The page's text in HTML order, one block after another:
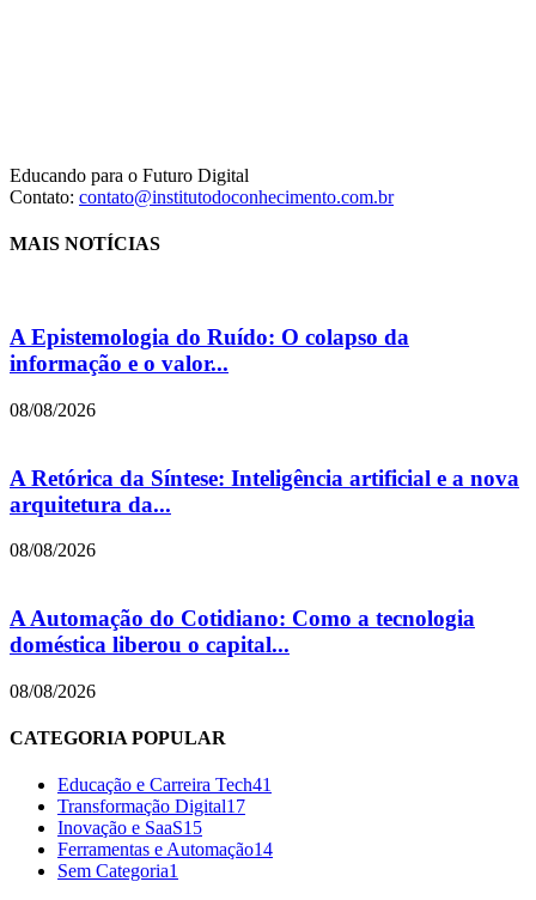
Educando para o Futuro Digital
Contato: contato@institutodoconhecimento.com.br
MAIS NOTÍCIAS
A Epistemologia do Ruído: O colapso da
informação e o valor...
08/08/2026
A Retórica da Síntese: Inteligência artificial e a nova
arquitetura da...
08/08/2026
A Automação do Cotidiano: Como a tecnologia
doméstica liberou o capital...
08/08/2026
CATEGORIA POPULAR
Educação e Carreira Tech41
Transformação Digital17
Inovação e SaaS15
Ferramentas e Automação14
Sem Categoria1